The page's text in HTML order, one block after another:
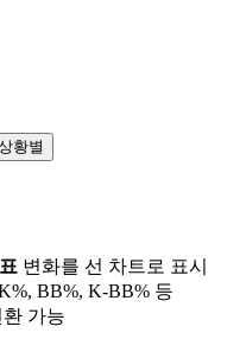
황별
변화를 선 차트로 표시
BB%, K-BB% 등
가능